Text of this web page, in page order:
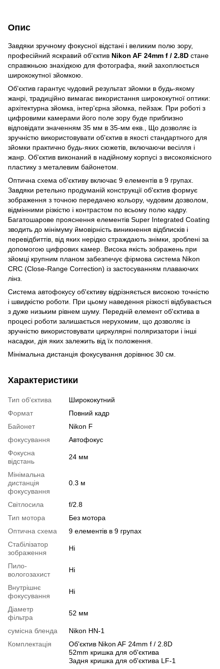
Опис
Завдяки зручному фокусної відстані і великим полю зору,
професійний яскравий об'єктив Nikon AF 24mm f / 2.8D стане
справжньою знахідкою для фотографа, який захоплюється
ширококутної зйомкою.
Об'єктив гарантує чудовий результат зйомки в будь-якому
жанрі, традиційно вимагає використання ширококутної оптики:
архітектурна зйомка, інтер'єрна зйомка, пейзаж. При роботі з
цифровими камерами його поле зору буде приблизно
відповідати значенням 35 мм в 35-мм екв., Що дозволяє із
зручністю використовувати об'єктив в якості стандартного для
зйомки практично будь-яких сюжетів, включаючи весілля і
жанр. Об'єктив виконаний в надійному корпусі з високоякісного
пластику з металевим байонетом.
Оптична схема об'єктиву включає 9 елементів в 9 групах.
Завдяки ретельно продуманій конструкції об'єктив формує
зображення з точною передачею кольору, чудовим дозволом,
відмінними різкістю і контрастом по всьому полю кадру.
Багатошарове прояснення елементів Super Integrated Coating
зводить до мінімуму ймовірність виникнення відблисків і
перевідбиттів, від яких нерідко страждають знімки, зроблені за
допомогою цифрових камер. Висока якість зображень при
зйомці крупним планом забезпечує фірмова система Nikon
CRC (Close-Range Correction) із застосуванням плаваючих
лінз.
Система автофокусу об'єктиву відрізняється високою точністю
і швидкістю роботи. При цьому наведення різкості відбувається
з дуже низьким рівнем шуму. Передній елемент об'єктива в
процесі роботи залишається нерухомим, що дозволяє із
зручністю використовувати циркулярні поляризатори і інші
насадки, дія яких залежить від їх положення.
Мінімальна дистанція фокусування дорівнює 30 см.
Характеристики
Тип об'єктива
Ширококутний
Формат
Повний кадр
Байонет
Nikon F
фокусування
Автофокус
Фокусна
відстань
24 мм
Мінімальна
дистанція
фокусування
0.3 м
Світлосила
f/2.8
Тип мотора
Без мотора
Оптична схема
9 елементів в 9 групах
Стабілізатор
зображення
Ні
Пило-
вологозахист
Ні
Внутрішнє
фокусування
Ні
Діаметр
фільтра
52 мм
сумісна бленда
Nikon HN-1
Комплектація
Об'єктив Nikon AF 24mm f / 2.8D
52mm кришка для об'єктива
Задня кришка для об'єктива LF-1